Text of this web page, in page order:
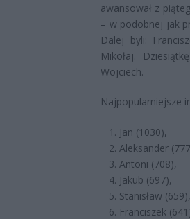
awansował z
– w podobnej jak
Dalej byli:
Mikołaj.
Wojciech.
Najpopularniejsze
Jan (1030),
Aleksander
Antoni (708),
Jakub (697),
Stanisław (659),
Franciszek